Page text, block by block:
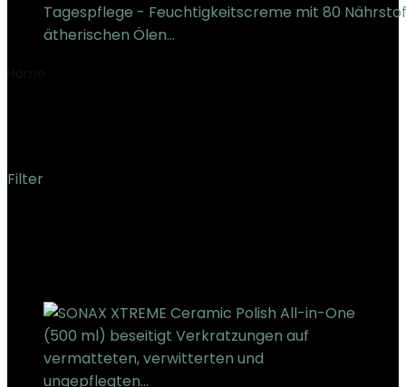
Tagespflege - Feuchtigkeitscreme mit 80
ätherischen Ölen…
Filter